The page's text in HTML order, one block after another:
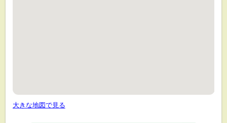
大きな地図で見る